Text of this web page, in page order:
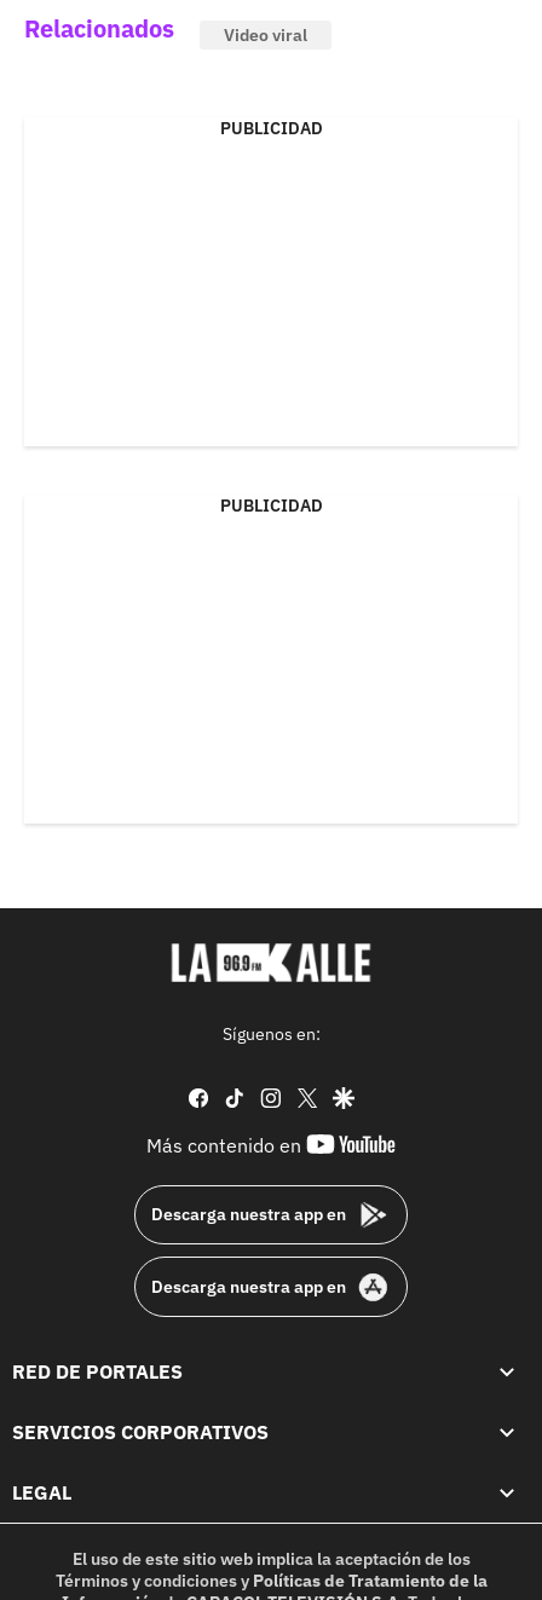
Relacionados Video viral
PUBLICIDAD
PUBLICIDAD
Síguenos en:
facebook
tiktok instagram
twittergoogle
Más contenido en
youtube-
Descarga nuestra app en
Descarga nuestra app en
RED DE PORTALES
SERVICIOS CORPORATIVOS
LEGAL
El uso de este sitio web implica la aceptación de los
Términos y condicionesy Políticas de Tratamiento de la